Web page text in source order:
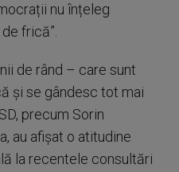
nu înțeleg
frică”.
de rând – care sunt
și se gândesc tot mai
precum Sorin
au afișat o atitudine
la recentele consultări